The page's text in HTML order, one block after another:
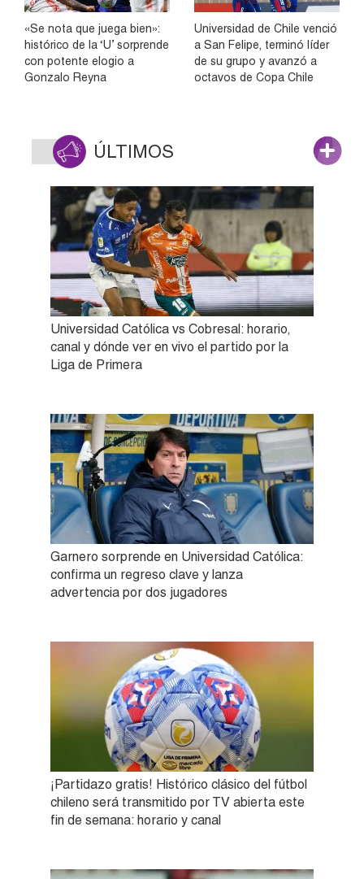
«Se nota que juega bien»:
histórico de la ‘U’ sorprende
con potente elogio a
Gonzalo Reyna
Universidad de Chile venció
a San Felipe, terminó líder
de su grupo y avanzó a
octavos de Copa Chile
ÚLTIMOS
Universidad Católica vs Cobresal: horario,
canal y dónde ver en vivo el partido por la
Liga de Primera
Garnero sorprende en Universidad Católica:
confirma un regreso clave y lanza
advertencia por dos jugadores
¡Partidazo gratis! Histórico clásico del fútbol
chileno será transmitido por TV abierta este
fin de semana: horario y canal